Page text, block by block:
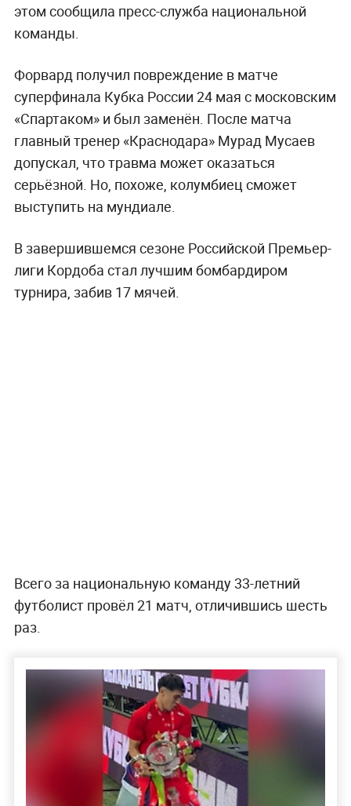
этом сообщила пресс-служба национальной
команды.
Форвард получил повреждение в матче
суперфинала Кубка России 24 мая с московским
«Спартаком» и был заменён. После матча
главный тренер «Краснодара» Мурад Мусаев
допускал, что травма может оказаться
серьёзной. Но, похоже, колумбиец сможет
выступить на мундиале.
В завершившемся сезоне Российской Премьер-
лиги Кордоба стал лучшим бомбардиром
турнира, забив 17 мячей.
Всего за национальную команду 33-летний
футболист провёл 21 матч, отличившись шесть
раз.